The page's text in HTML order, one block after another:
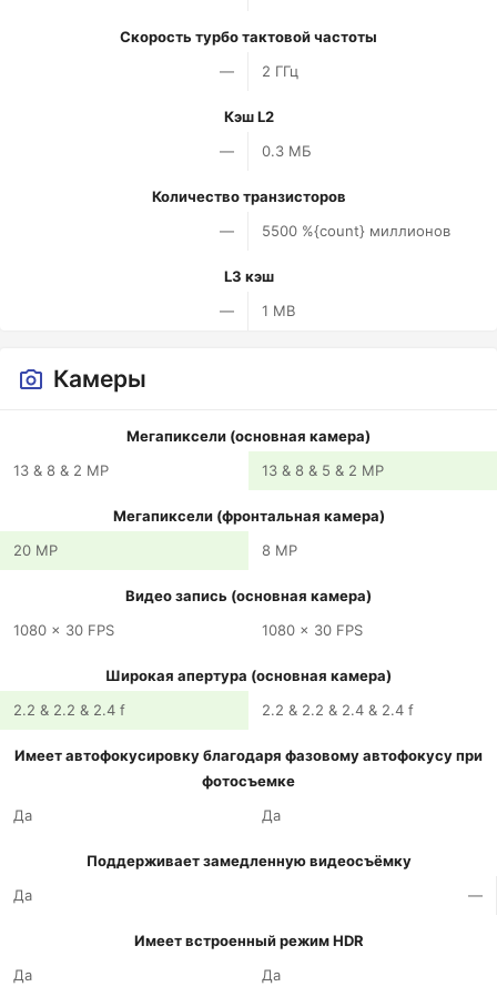
Скорость турбо тактовой частоты
—
2 ГГц
Кэш L2
—
0.3 МБ
Количество транзисторов
—
5500 %{count} миллионов
L3 кэш
—
1 MB
Камеры
Мегапиксели (основная камера)
13 & 8 & 2 MP
13 & 8 & 5 & 2 MP
Мегапиксели (фронтальная камера)
20 MP
8 MP
Видео запись (основная камера)
1080 x 30 FPS
1080 x 30 FPS
Широкая апертура (основная камера)
2.2 & 2.2 & 2.4 f
2.2 & 2.2 & 2.4 & 2.4 f
Имеет автофокусировку благодаря фазовому автофокусу при
фотосъемке
Да
Да
Поддерживает замедленную видеосъёмку
Да
—
Имеет встроенный режим HDR
Да
Да